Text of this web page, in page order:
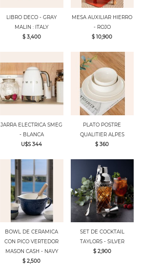
LIBRO DECO - GRAY
MALIN : ITALY
$ 3,400
MESA AUXILIAR HIERRO
- ROJO
$ 10,900
JARRA ELECTRICA SMEG
- BLANCA
U$S 344
PLATO POSTRE
QUALITIER ALPES
$ 360
BOWL DE CERAMICA
CON PICO VERTEDOR
MASON CASH - NAVY
$ 2,500
SET DE COCKTAIL
TAYLORS - SILVER
$ 2,900